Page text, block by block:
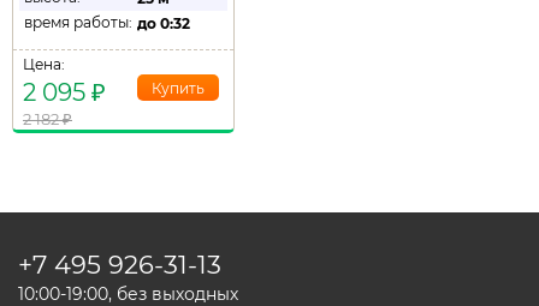
время работы: до 0:32
Цена:
2 095 ₽
2 182₽
+7 495 926-31-13
10:00-19:00, без выходных